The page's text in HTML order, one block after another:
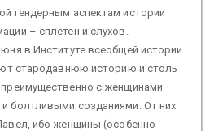
гендерным аспектам истории
– сплетен и слухов.
в Институте всеобщей истории
стародавнюю историю и столь
с женщинами –
болтливыми созданиями. От них
ибо женщины (особенно